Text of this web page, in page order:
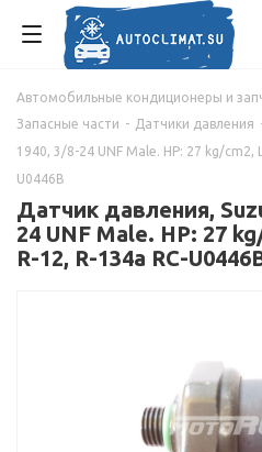
Автомобильные кондиционеры и
Запасные части - Датчики давления
1940, 3/8-24 UNF Male. HP: 27 kg/cm2,
U0446B
Датчик давления,
24 UNF Male. HP: 27
R-12, R-134a RC-